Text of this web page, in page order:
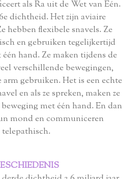
als Ra uit de Wet van Eén.
dichtheid. Het zijn aviaire
hebben flexibele snavels. Ze
en gebruiken tegelijkertijd
hand. Ze maken tijdens de
verschillende bewegingen,
arm gebruiken. Het is een echte
en als ze spreken, maken ze
met één hand. En dan
mond en communiceren
telepathisch.